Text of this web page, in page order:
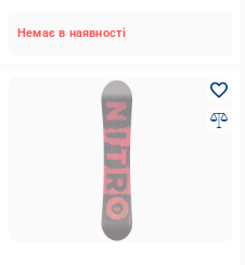
Немає в наявності